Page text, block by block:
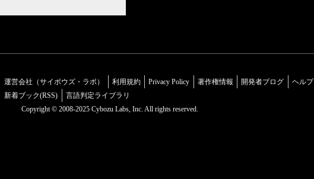
運営会社（サイボウズ・ラボ） 利用規約 Privacy Policy 著作権情報 開発者ブログ
ヘルプ
新着ブック(RSS)
言語判定ライブラリ
Copyright © 2008-2025 Cybozu Labs, Inc. All rights reserved.